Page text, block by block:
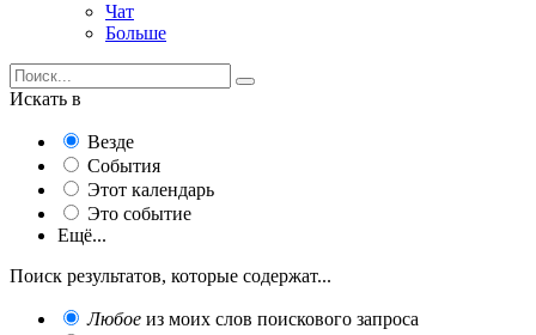
Чат
Больше
Искать в
Везде
События
Этот календарь
Это событие
Ещё...
Поиск результатов, которые содержат...
Любое из моих слов поискового запроса